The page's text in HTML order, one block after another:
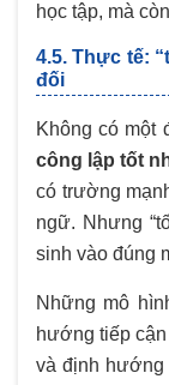
học tập, mà
4.5. Thực tế:
đối
Không có một
công lập tốt
có trường
ngữ. Nhưng
sinh vào đúng
Những mô
hướng tiếp
và định hướng